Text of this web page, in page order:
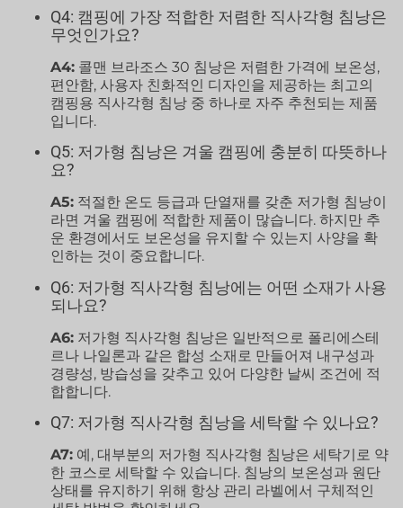
Q4: 캠핑에 가장 적합한 저렴한 직사각형 침낭은
무엇인가요?
A4: 콜맨 브라조스 30 침낭은 저렴한 가격에 보온성,
편안함, 사용자 친화적인 디자인을 제공하는 최고의
캠핑용 직사각형 침낭 중 하나로 자주 추천되는 제품
입니다.
Q5: 저가형 침낭은 겨울 캠핑에 충분히 따뜻하나
요?
A5: 적절한 온도 등급과 단열재를 갖춘 저가형 침낭이
라면 겨울 캠핑에 적합한 제품이 많습니다. 하지만 추
운 환경에서도 보온성을 유지할 수 있는지 사양을 확
인하는 것이 중요합니다.
Q6: 저가형 직사각형 침낭에는 어떤 소재가 사용
되나요?
A6: 저가형 직사각형 침낭은 일반적으로 폴리에스테
르나 나일론과 같은 합성 소재로 만들어져 내구성과
경량성, 방습성을 갖추고 있어 다양한 날씨 조건에 적
합합니다.
Q7: 저가형 직사각형 침낭을 세탁할 수 있나요?
A7: 예, 대부분의 저가형 직사각형 침낭은 세탁기로 약
한 코스로 세탁할 수 있습니다. 침낭의 보온성과 원단
상태를 유지하기 위해 항상 관리 라벨에서 구체적인